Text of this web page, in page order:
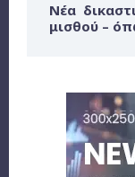
Νέα
μισθού –